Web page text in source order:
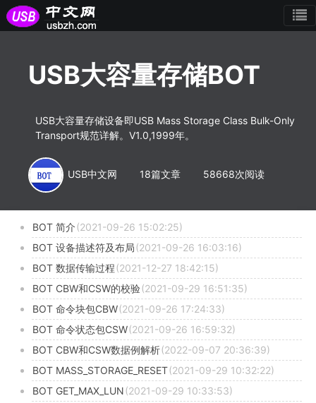
USB大容量存储BOT
USB大容量存储设备即USB Mass Storage Class Bulk-Only
Transport规范详解。V1.0,1999年。
USB中文网 18篇文章 58668次阅读
BOT 简介(2021-09-26 15:02:25)
BOT 设备描述符及布局(2021-09-26 16:03:16)
BOT 数据传输过程(2021-12-27 18:42:15)
BOT CBW和CSW的校验(2021-09-29 16:51:35)
BOT 命令块包CBW(2021-09-26 17:24:33)
BOT 命令状态包CSW(2021-09-26 16:59:32)
BOT CBW和CSW数据例解析(2022-09-07 20:36:39)
BOT MASS_STORAGE_RESET(2021-09-29 10:32:22)
BOT GET_MAX_LUN(2021-09-29 10:33:53)